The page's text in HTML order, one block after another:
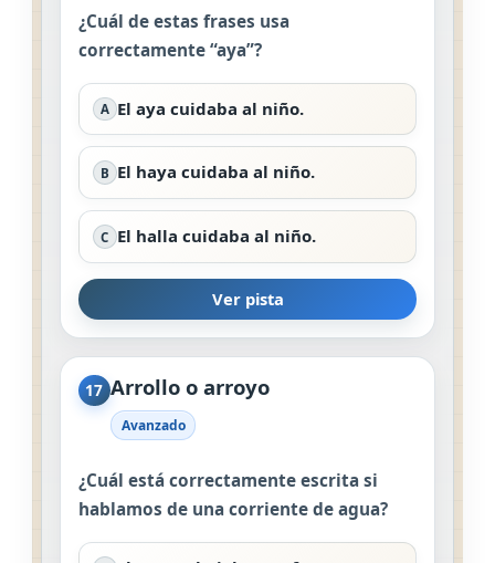
¿Cuál de estas frases usa
correctamente “aya”?
A El aya cuidaba al niño.
B El haya cuidaba al niño.
C El halla cuidaba al niño.
Ver pista
17 Arrollo o arroyo
Avanzado
¿Cuál está correctamente escrita si
hablamos de una corriente de agua?